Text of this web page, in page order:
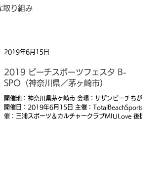
取り組み
2019 ビーチスポーツフェスタ B-
SPO（神奈川県／茅ヶ崎市）
開催地：神奈川県茅ヶ崎市 会場：サザンビーチちがさき
開催日：2019年6月15日 主催：TotalBeachSports 共
催：三浦スポーツ＆カルチャークラブMIULove 後援：
2019年6月15日